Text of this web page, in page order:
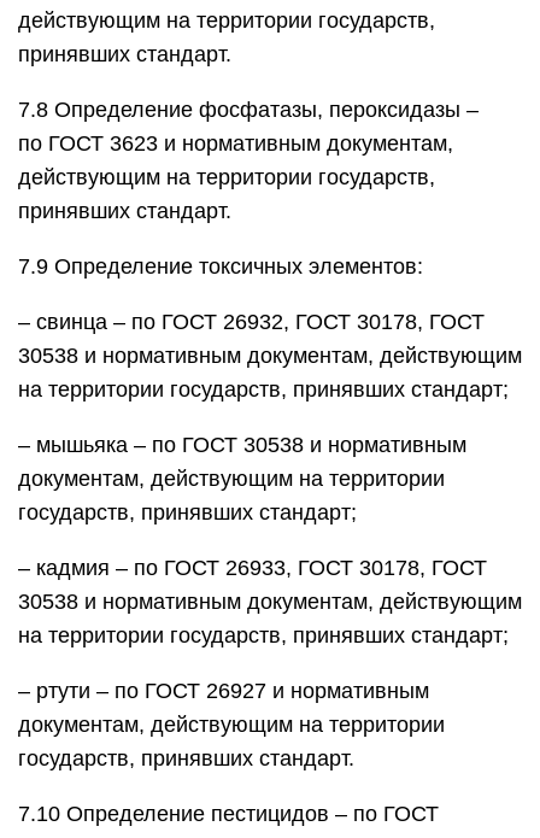
действующим на территории государств,
принявших стандарт.
7.8 Определение фосфатазы, пероксидазы –
по ГОСТ 3623 и нормативным документам,
действующим на территории государств,
принявших стандарт.
7.9 Определение токсичных элементов:
– свинца – по ГОСТ 26932, ГОСТ 30178, ГОСТ
30538 и нормативным документам, действующим
на территории государств, принявших стандарт;
– мышьяка – по ГОСТ 30538 и нормативным
документам, действующим на территории
государств, принявших стандарт;
– кадмия – по ГОСТ 26933, ГОСТ 30178, ГОСТ
30538 и нормативным документам, действующим
на территории государств, принявших стандарт;
– ртути – по ГОСТ 26927 и нормативным
документам, действующим на территории
государств, принявших стандарт.
7.10 Определение пестицидов – по ГОСТ